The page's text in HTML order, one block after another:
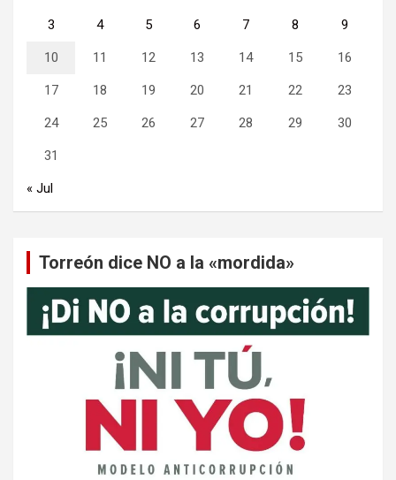
3 4 5 6 7 8 9
10 11 12 13 14 15 16
17 18 19 20 21 22 23
24 25 26 27 28 29 30
31
« Jul
Torreón dice NO a la «mordida»